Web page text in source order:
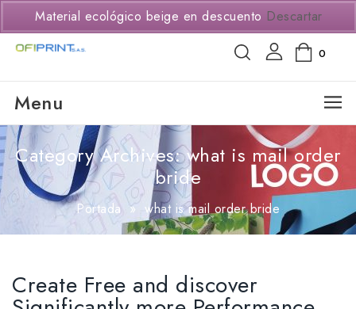
(+57) 3114294650
0
Menu
Category Archives: what is mail order
bride
Portada » what is mail order bride
Create Free and discover
Material ecológico beige en descuento Descartar